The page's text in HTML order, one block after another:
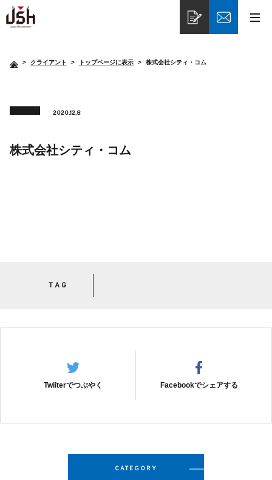
> クライアント トップページに表示 株式会社シティ・コム
2020.12.8
株式会社シティ・コム
TAG
Twiiterでつぶやく Facebookでシェアする
CATEGORY